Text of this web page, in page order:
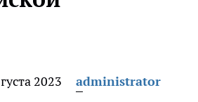
2023 administrator